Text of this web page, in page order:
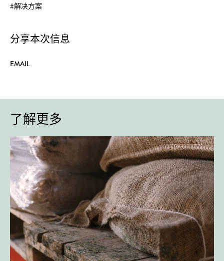
#解决方案
分享本次信息
EMAIL
了解更多